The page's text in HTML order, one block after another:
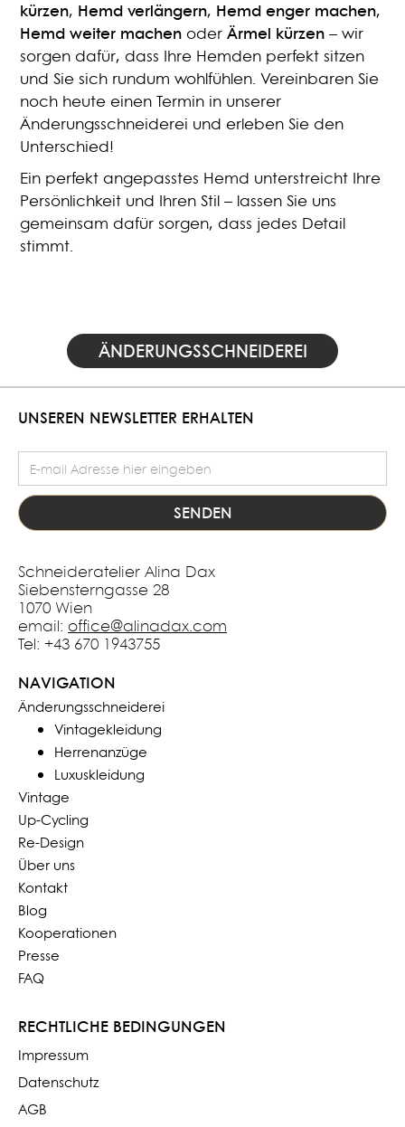
kürzen, Hemd verlängern, Hemd enger machen,
Hemd weiter machen oderÄrmel kürzen – wir
sorgen dafür, dass Ihre Hemden perfekt sitzen
und Sie sich rundum wohlfühlen. Vereinbaren Sie
noch heute einen Termin in unserer
Änderungsschneiderei und erleben Sie den
Unterschied!
Ein perfekt angepasstes Hemd unterstreicht Ihre
Persönlichkeit und Ihren Stil – lassen Sie uns
gemeinsam dafür sorgen, dass jedes Detail
stimmt.
ÄNDERUNGSSCHNEIDEREI
UNSEREN NEWSLETTER ERHALTEN
Schneideratelier Alina Dax
Siebensterngasse 28
1070 Wien
email: office@alinadax.com
Tel: +43 670 1943755
NAVIGATION
Änderungsschneiderei
Vintagekleidung
Herrenanzüge
Luxuskleidung
Vintage
Up-Cycling
Re-Design
Über uns
Kontakt
Blog
Kooperationen
Presse
FAQ
RECHTLICHE BEDINGUNGEN
Impressum
Datenschutz
AGB